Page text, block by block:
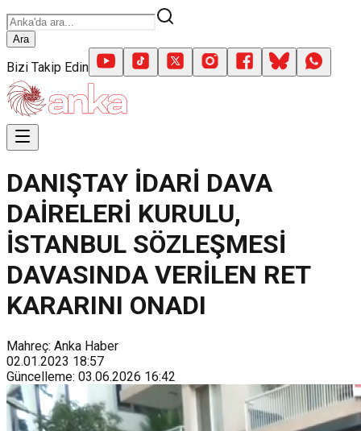
Ara
Bizi Takip Edin
DANIŞTAY İDARİ DAVA
DAİRELERİ KURULU,
İSTANBUL SÖZLEŞMESİ
DAVASINDA VERİLEN RET
KARARINI ONADI
Mahreç: Anka Haber
02.01.2023 18:57
Güncelleme: 03.06.2026 16:42